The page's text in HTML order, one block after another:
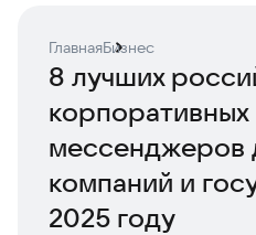
ГлавнаяБизнес
8 лучших
корпоративных
мессенджеров
компаний и
2025 году